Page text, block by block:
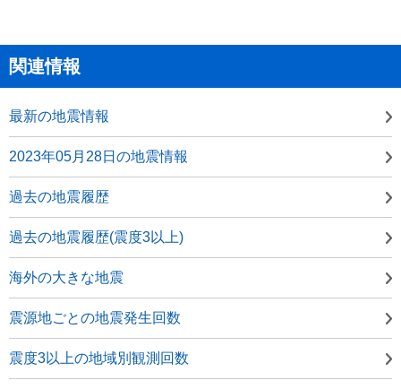
関連情報
最新の地震情報
2023年05月28日の地震情報
過去の地震履歴
過去の地震履歴(震度3以上)
海外の大きな地震
震源地ごとの地震発生回数
震度3以上の地域別観測回数